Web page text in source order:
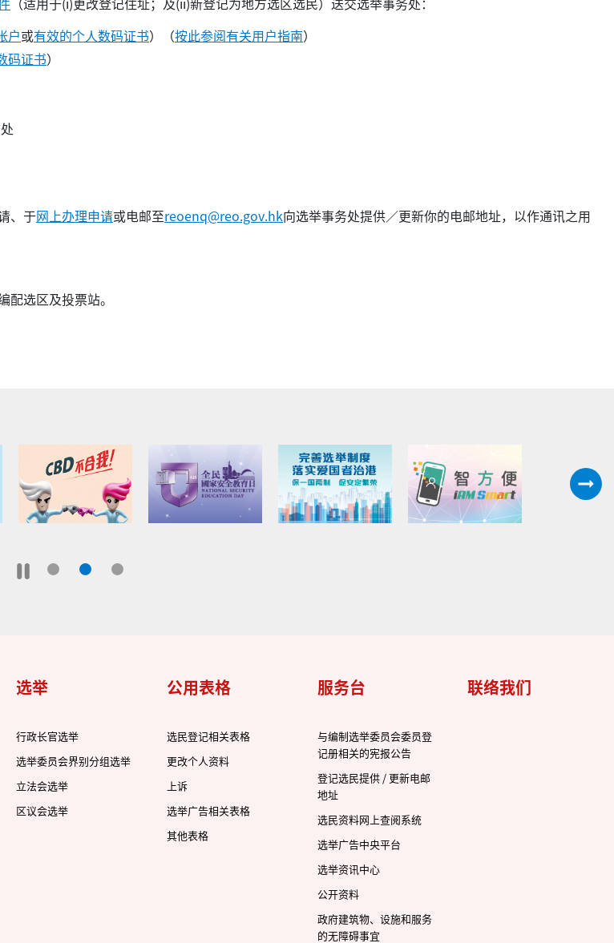
户或有效的个人数码证书）（按此参阅有关用户指南）
码证书）
、于网上办理申请或电邮至reoenq@reo.gov.hk向选举事务处提供／更新你的电邮地址，以作通讯之用
选区及投票站。
选举
行政长官选举
选举委员会界别分组选举
立法会选举
区议会选举
公用表格
选民登记相关表格
更改个人资料
上诉
选举广告相关表格
其他表格
服务台
与编制选举委员会委员登
记册相关的宪报公告
登记选民提供 / 更新电邮
地址
选民资料网上查阅系统
选举广告中央平台
选举资讯中心
公开资料
政府建筑物、设施和服务
的无障碍事宜
联络我们